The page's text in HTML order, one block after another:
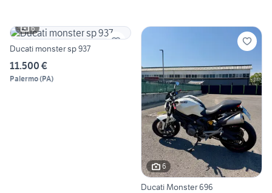
6
Ducati monster sp 937
11.500 €
Palermo(PA)
6
Ducati Monster 696